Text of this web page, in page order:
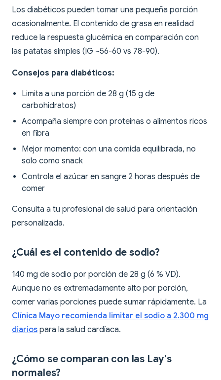
Los diabéticos pueden tomar una pequeña porción
ocasionalmente. El contenido de grasa en realidad
reduce la respuesta glucémica en comparación con
las patatas simples (IG ~56-60 vs 78-90).
Consejos para diabéticos:
Limita a una porción de 28 g (15 g de
carbohidratos)
Acompaña siempre con proteínas o alimentos ricos
en fibra
Mejor momento: con una comida equilibrada, no
solo como snack
Controla el azúcar en sangre 2 horas después de
comer
Consulta a tu profesional de salud para orientación
personalizada.
¿Cuál es el contenido de sodio?
140 mg de sodio por porción de 28 g (6 % VD).
Aunque no es extremadamente alto por porción,
comer varias porciones puede sumar rápidamente. La
Clínica Mayo recomienda limitar el sodio a 2.300 mg
diarios para la salud cardíaca.
¿Cómo se comparan con las Lay's
normales?